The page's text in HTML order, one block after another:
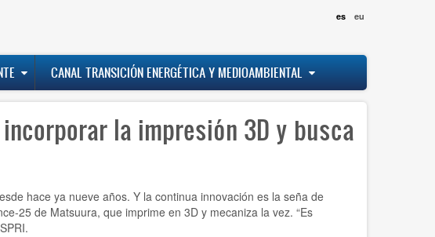
es eu
CANAL TRANSICIÓN ENERGÉTICA Y MEDIOAMBIENTAL
la impresión 3D y busca
hace ya nueve años. Y la continua innovación es la seña de
25 de Matsuura, que imprime en 3D y mecaniza la vez. “Es